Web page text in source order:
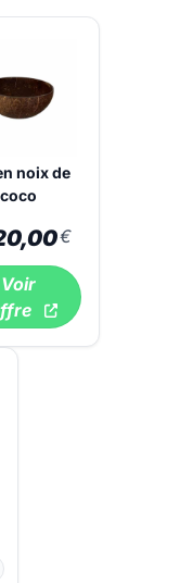
noix de
coco
€
Voir